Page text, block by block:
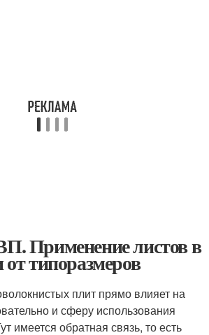
Применение листов в
от типоразмеров
плит прямо влияет на
и сферу использования
имеется обратная связь, то есть